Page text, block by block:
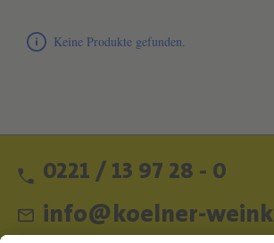
Keine Produkte gefunden.
0221 / 13 97 28 - 0
info@koelner-